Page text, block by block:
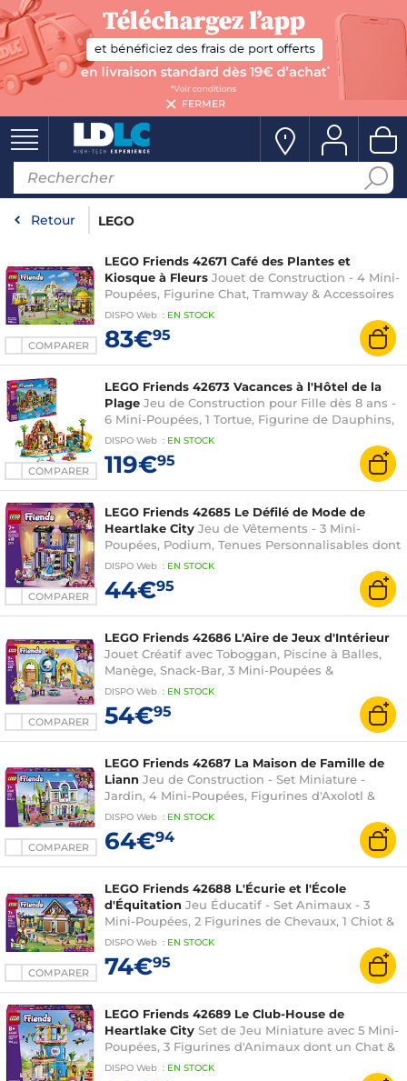
FERMER
Retour LEGO
COMPARER
LEGO Friends 42671 Café des Plantes et
Kiosque à Fleurs Jouet de Construction - 4 Mini-
Poupées, Figurine Chat, Tramway & Accessoires
de Cuisine dont Tasses & Théière - Cadeau pour
Fille dès 9 ans
DISPO Web : EN STOCK
83€95
COMPARER
LEGO Friends 42673 Vacances à l'Hôtel de la
Plage Jeu de Construction pour Fille dès 8 ans -
6 Mini-Poupées, 1 Tortue, Figurine de Dauphins,
Stand de Glaces & Accessoires - Cadeau sur les
DISPO Web : EN STOCK
119€95
COMPARER
LEGO Friends 42685 Le Défilé de Mode de
Heartlake City Jeu de Vêtements - 3 Mini-
Poupées, Podium, Tenues Personnalisables dont
Jupe, Manteau, Chapeaux, Accessoires - Cadeau
Original Fille 7 ans
DISPO Web : EN STOCK
44€95
COMPARER
LEGO Friends 42686 L'Aire de Jeux d'Intérieur
Jouet Créatif avec Toboggan, Piscine à Balles,
Manège, Snack-Bar, 3 Mini-Poupées &
Accessoires - Cadeau d'Anniversaire pour Fille
dès 7 ans
DISPO Web : EN STOCK
54€95
COMPARER
LEGO Friends 42687 La Maison de Famille de
Liann Jeu de Construction - Set Miniature -
Jardin, 4 Mini-Poupées, Figurines d'Axolotl &
Gecko - Accessoires - Cadeau d'Anniversaire
pour Fille dès 7 ans
DISPO Web : EN STOCK
64€94
COMPARER
LEGO Friends 42688 L'Écurie et l'École
d'Équitation Jeu Éducatif - Set Animaux - 3
Mini-Poupées, 2 Figurines de Chevaux, 1 Chiot &
Accessoires de Pansage - Cadeau d'Anniversaire
pour Fille dès 7 ans
DISPO Web : EN STOCK
74€95
LEGO Friends 42689 Le Club-House de
Heartlake City Set de Jeu Miniature avec 5 Mini-
Poupées, 3 Figurines d'Animaux dont un Chat &
Accessoires - Cadeau d'Anniversaire pour Fille
DISPO Web : EN STOCK